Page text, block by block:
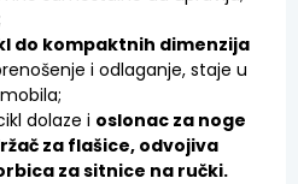
do kompaktnih dimenzija
i odlaganje, staje u
dolaze i oslonac za noge
za flašice, odvojiva
za sitnice na ručki.